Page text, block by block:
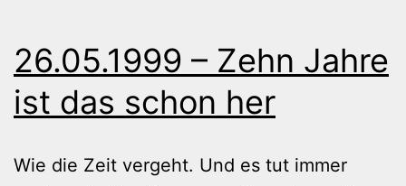
26.05.1999 – Zehn Jahre
ist das schon her
Wie die Zeit vergeht. Und es tut immer